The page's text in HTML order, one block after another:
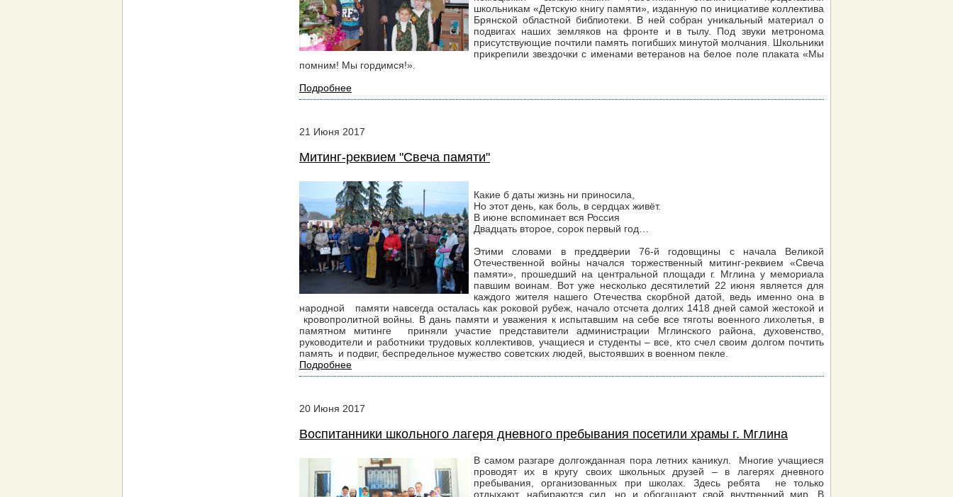
школьникам «Детскую книгу памяти», изданную по инициативе коллектива
Брянской областной библиотеки. В ней собран уникальный материал о
подвигах наших земляков на фронте и в тылу. Под звуки метронома
присутствующие почтили память погибших минутой молчания. Школьники
прикрепили звездочки с именами ветеранов на белое поле плаката «Мы
помним! Мы гордимся!».
Подробнее
21 Июня 2017
Митинг-реквием "Свеча памяти"
Какие б даты жизнь ни приносила,
Но этот день, как боль, в сердцах живёт.
В июне вспоминает вся Россия
Двадцать второе, сорок первый год…
Этими словами в преддверии 76-й годовщины с начала Великой
Отечественной войны начался торжественный митинг-реквием «Свеча
памяти», прошедший на центральной площади г. Мглина у мемориала
павшим воинам. Вот уже несколько десятилетий 22 июня является для
каждого жителя нашего Отечества скорбной датой, ведь именно она в
народной памяти навсегда осталась как роковой рубеж, начало отсчета долгих 1418 дней самой жестокой и
кровопролитной войны. В дань памяти и уважения к испытавшим на себе все тяготы военного лихолетья, в
памятном митинге приняли участие представители администрации Мглинского района, духовенство,
руководители и работники трудовых коллективов, учащиеся и студенты – все, кто счел своим долгом почтить
память и подвиг, беспредельное мужество советских людей, выстоявших в военном пекле.
Подробнее
20 Июня 2017
Воспитанники школьного лагеря дневного пребывания посетили храмы г. Мглина
В самом разгаре долгожданная пора летних каникул. Многие учащиеся
проводят их в кругу своих школьных друзей – в лагерях дневного
пребывания, организованных при школах. Здесь ребята не только
отдыхают, набираются сил, но и обогащают свой внутренний мир. В